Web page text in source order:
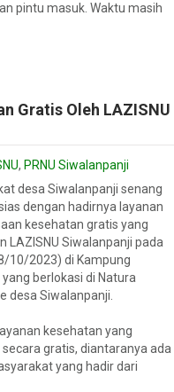
pintu masuk. Waktu masih
Gratis Oleh LAZISNU
, PRNU Siwalanpanji
desa Siwalanpanji senang
dengan hadirnya layanan
kesehatan gratis yang
LAZISNU Siwalanpanji pada
10/2023) di Kampung
berlokasi di Natura
desa Siwalanpanji.
kesehatan yang
gratis, diantaranya ada
yang hadir dari